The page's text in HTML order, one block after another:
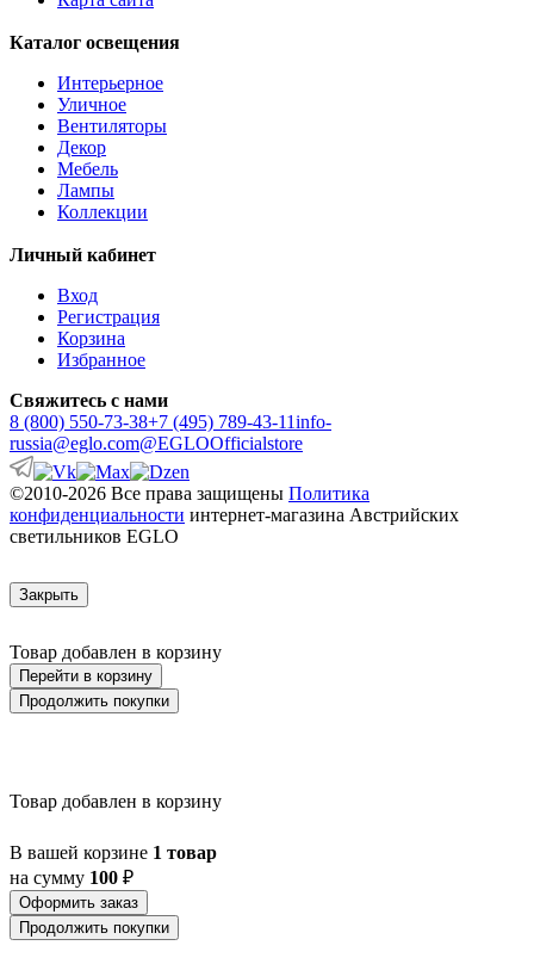
Каталог освещения
Интерьерное
Уличное
Вентиляторы
Декор
Мебель
Лампы
Коллекции
Личный кабинет
Вход
Регистрация
Корзина
Избранное
Свяжитесь с нами
8 (800) 550-73-38+7 (495) 789-43-11info-
russia@eglo.com@EGLOOfficialstore
©2010-2026 Все права защищены Политика
конфиденциальности интернет-магазина Австрийских
светильников EGLO
Закрыть
Товар добавлен в корзину
Перейти в корзину
Продолжить покупки
Товар добавлен в корзину
В вашей корзине 1 товар
на сумму 100 ₽
Оформить заказ
Продолжить покупки